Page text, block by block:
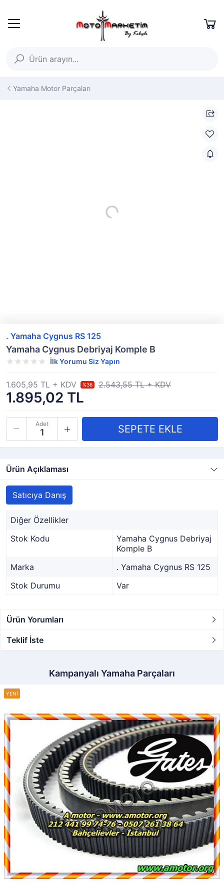
Yamaha Motor Parçaları
. Yamaha Cygnus RS 125
Yamaha Cygnus Debriyaj Komple B
İlk Yorumu Siz Yapın
1.895,02 TL
1.605,95 TL + KDV %36 2.543,55 TL + KDV
Adet
Ürün Açıklaması
Satıcıya Danış
Diğer Özellikler
Stok Kodu
Yamaha Cygnus Debriyaj
Komple B
Marka
. Yamaha Cygnus RS 125
Stok Durumu
Var
Ürün Yorumları
Teklif İste
Kampanyalı Yamaha Parçaları